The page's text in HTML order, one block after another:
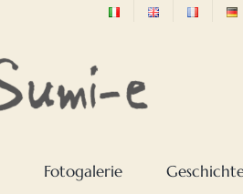
Fotogalerie